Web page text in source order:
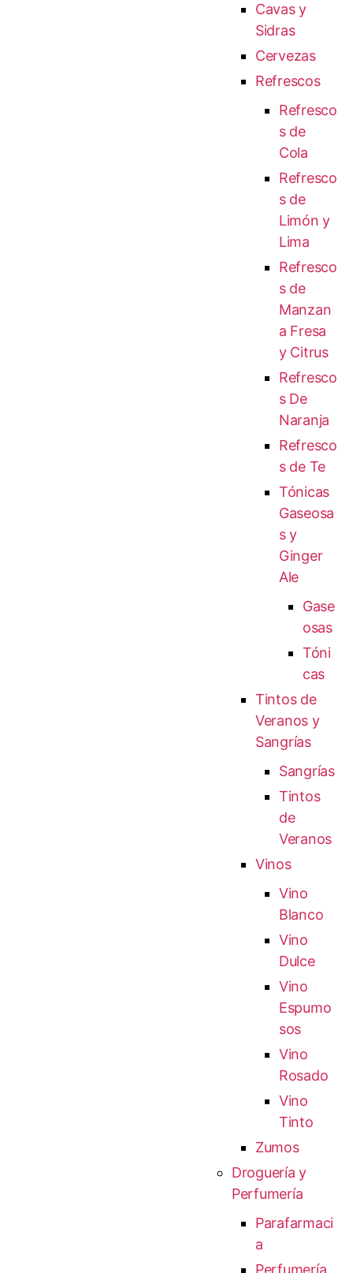
Cavas y
Sidras
Cervezas
Refrescos
Refresco
s de
Cola
Refresco
s de
Limón y
Lima
Refresco
s de
Manzan
a Fresa
y Citrus
Refresco
s De
Naranja
Refresco
s de Te
Tónicas
Gaseosa
s y
Ginger
Ale
Gase
osas
Tóni
cas
Tintos de
Veranos y
Sangrías
Sangrías
Tintos
de
Veranos
Vinos
Vino
Blanco
Vino
Dulce
Vino
Espumo
sos
Vino
Rosado
Vino
Tinto
Zumos
Droguería y
Perfumería
Parafarmaci
a
Perfumería